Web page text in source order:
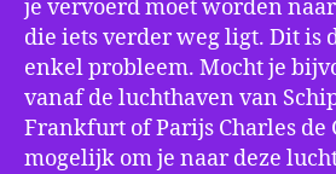
je vervoerd moet worden
die iets verder weg ligt. Dit is
enkel probleem. Mocht je
vanaf de luchthaven van
Frankfurt of Parijs Charles de
mogelijk om je naar deze